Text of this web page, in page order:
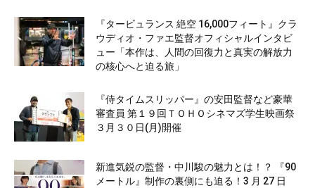
『タービュランス 絶空 16,000フィート』クラ
ウディオ・ファエ監督オフィシャルインタビ
ュー「本作は、人間の回復力と真実の解放力
の核心へと迫る旅」
『侍タイムスリッパー』の安田監督など豪華
審査員 第１９回ＴＯＨＯシネマズ学生映画祭
３月３０日(月)開催
新進気鋭の監督・中川駿の魅力とは！？ 『90
メートル』制作の裏側にも迫る！3 月 27 日